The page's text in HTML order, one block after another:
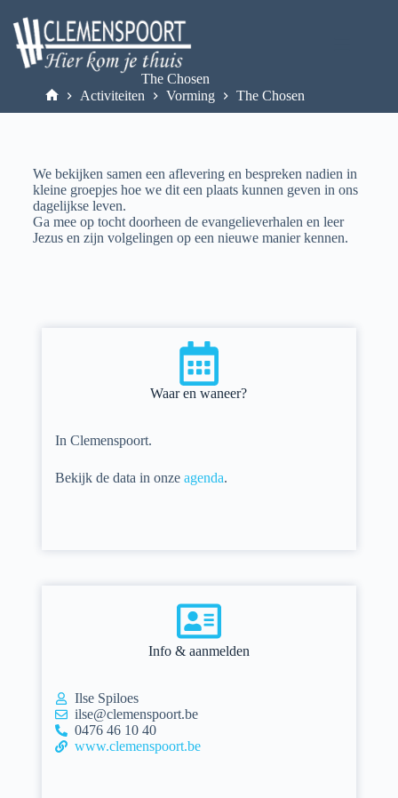
The Chosen
Activiteiten
Vorming The Chosen
We bekijken samen een aflevering en bespreken nadien in
kleine groepjes hoe we dit een plaats kunnen geven in ons
dagelijkse leven.
Ga mee op tocht doorheen de evangelieverhalen en leer
Jezus en zijn volgelingen op een nieuwe manier kennen.
Waar en waneer?
In Clemenspoort.
Bekijk dedata in onze agenda.
Info & aanmelden
Ilse Spiloes
ilse@clemenspoort.be
0476 46 10 40
www.clemenspoort.be